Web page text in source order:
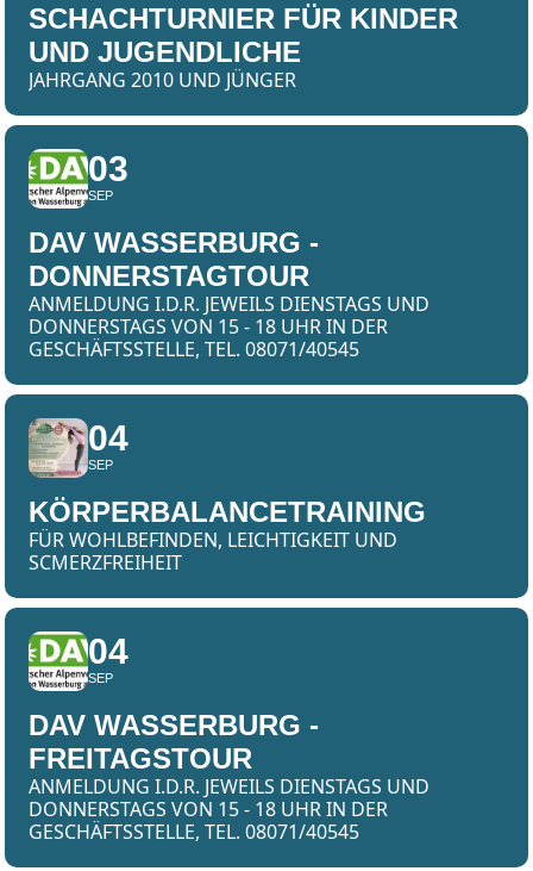
SCHACHTURNIER FÜR KINDER
UND JUGENDLICHE
JAHRGANG 2010 UND JÜNGER
03
SEP
DAV WASSERBURG -
DONNERSTAGTOUR
ANMELDUNG I.D.R. JEWEILS DIENSTAGS UND
DONNERSTAGS VON 15 - 18 UHR IN DER
GESCHÄFTSSTELLE, TEL. 08071/40545
04
SEP
KÖRPERBALANCETRAINING
FÜR WOHLBEFINDEN, LEICHTIGKEIT UND
SCMERZFREIHEIT
04
SEP
DAV WASSERBURG -
FREITAGSTOUR
ANMELDUNG I.D.R. JEWEILS DIENSTAGS UND
DONNERSTAGS VON 15 - 18 UHR IN DER
GESCHÄFTSSTELLE, TEL. 08071/40545